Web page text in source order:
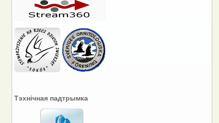
Тэхнічная падтрымка